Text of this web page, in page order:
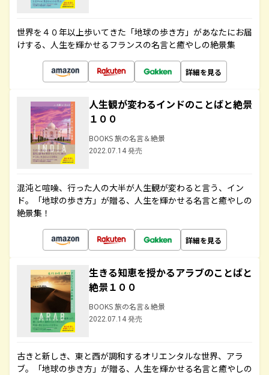
世界を４０年以上歩いてきた「地球の歩き方」があなたにお届
けする、人生を輝かせるフランスの名言と癒やしの絶景集
詳細を見る
人生観が変わるインドのことばと絶景
１００
BOOKS 旅の名言＆絶景
2022.07.14 発売
混沌と喧噪、行った人の大半が人生観が変わると言う、イン
ド。「地球の歩き方」が贈る、人生を輝かせる名言と癒やしの
絶景集！
詳細を見る
生きる知恵を授かるアラブのことばと
絶景１００
BOOKS 旅の名言＆絶景
2022.07.14 発売
古きと新しき、東と西が調和するオリエンタルな世界、アラ
ブ。「地球の歩き方」が贈る、人生を輝かせる名言と癒やしの